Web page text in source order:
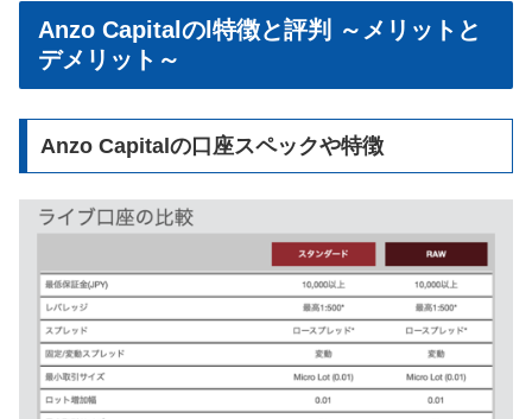
Anzo Capitalのl特徴と評判 ～メリットと
デメリット～
Anzo Capitalの口座スペックや特徴